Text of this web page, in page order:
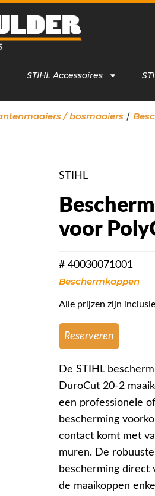
STIHL Accessoires
/ bosmaaiers /
STIHL
voor
# 40030071001
Beschermkappen
Alle prijzen zijn
Reserveren
De STIHL
DuroCut 20-2
een professionele
bescherming
contact komt met
muren. De
bescherming direct
de maaikoppen